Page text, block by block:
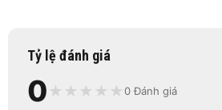
Tỷ lệ đánh giá
0 ★ ★ ★ ★ ★0 Đánh giá